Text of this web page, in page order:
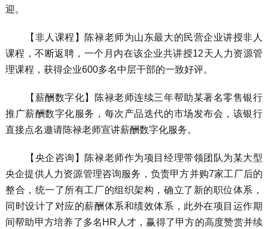
迎。
【非人课程】陈禄老师为山东最大的民营企业讲授非人
课程，不断返聘，一个月内在该企业共讲授12天人力资源管
理课程，获得企业600多名中层干部的一致好评。
【薪酬数字化】陈禄老师连续三年帮助某著名零售银行
推广薪酬数字化服务，每次产品迭代的市场发布会，该银行
直接点名邀请陈禄老师宣讲薪酬数字化服务。
【央企咨询】陈禄老师作为项目经理带领团队为某大型
央企提供人力资源管理咨询服务，负责甲方并购7家工厂后的
整合，统一了所有工厂的组织架构，确立了新的职位体系，
同时设计了对应的薪酬体系和绩效体系，此外在项目运作期
间帮助甲方培养了多名HR人才，赢得了甲方的高度赞赏并续